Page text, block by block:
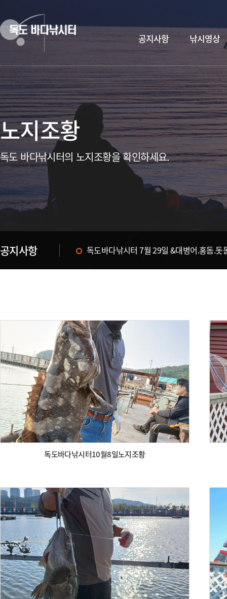
공지사항 낚시영상
노지조황
독도 바다낚시터의 노지조황을 확인하세요.
공지사항
독도바다낚시터10월8일노지조황